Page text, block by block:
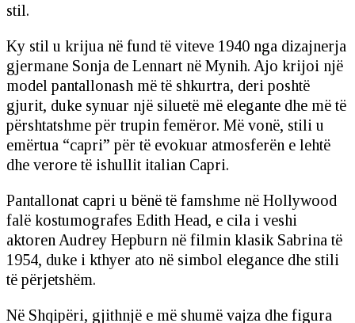
stil.
Ky stil u krijua në fund të viteve 1940 nga dizajnerja
gjermane Sonja de Lennart në Mynih. Ajo krijoi një
model pantallonash më të shkurtra, deri poshtë
gjurit, duke synuar një siluetë më elegante dhe më të
përshtatshme për trupin femëror. Më vonë, stili u
emërtua “capri” për të evokuar atmosferën e lehtë
dhe verore të ishullit italian Capri.
Pantallonat capri u bënë të famshme në Hollywood
falë kostumografes Edith Head, e cila i veshi
aktoren Audrey Hepburn në filmin klasik Sabrina të
1954, duke i kthyer ato në simbol elegance dhe stili
të përjetshëm.
Në Shqipëri, gjithnjë e më shumë vajza dhe figura